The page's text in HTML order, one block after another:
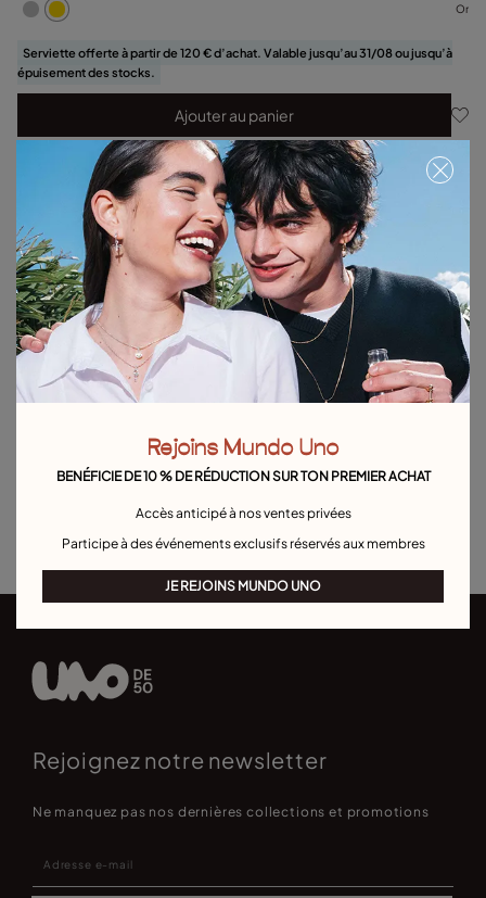
Or
Serviette offerte à partir de 120 € d’achat. Valable jusqu’au 31/08 ou jusqu’à
épuisement des stocks.
Ajouter au panier
Détails du produit
Retours et livraisons
Guide des tailles et des ajustements
Explorez d'autres catégories Boucles d´oreilles
Boucles d'oreilles en argent Boucles d'oreilles en or
Longues boucles d'oreilles Boucles d'Oreilles Puces
Pour occasions spéciales
Rejoignez notre newsletter
Ne manquez pas nos dernières collections et promotions
Rejoins Mundo Uno
BENÉFICIE DE 10 % DE RÉDUCTION SUR TON PREMIER ACHAT
Accès anticipé à nos ventes privées
Participe à des événements exclusifs réservés aux membres
JE REJOINS MUNDO UNO